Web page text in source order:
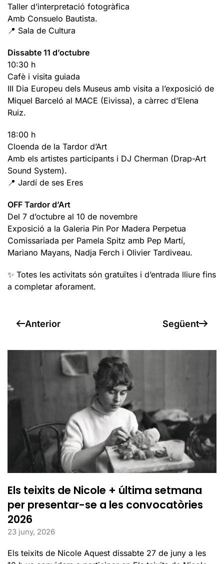
Taller d’interpretació fotogràfica
Amb Consuelo Bautista.
📍 Sala de Cultura
Dissabte 11 d’octubre
10:30 h
Cafè i visita guiada
III Dia Europeu dels Museus amb visita a l’exposició de
Miquel Barceló al MACE (Eivissa), a càrrec d’Elena
Ruiz.
18:00 h
Cloenda de la Tardor d’Art
Amb els artistes participants i DJ Cherman (Drap-Art
Sound System).
📍 Jardí de ses Eres
OFF Tardor d’Art
Del 7 d’octubre al 10 de novembre
Exposició a la Galeria Pin Por Madera Perpetua
Comissariada per Pamela Spitz amb Pep Martí,
Mariano Mayans, Nadja Ferch i Olivier Tardiveau.
✨ Totes les activitats són gratuïtes i d’entrada lliure fins
a completar aforament.
Anterior Següent
Els teixits de Nicole + última setmana
per presentar-se a les convocatòries
2026
23 juny, 2026
Els teixits de Nicole Aquest dissabte 27 de juny a les